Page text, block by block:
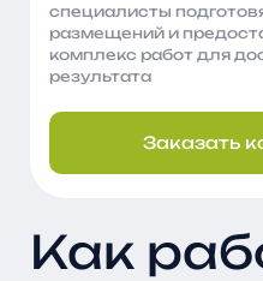
специалисты
размещений и
комплекс работ для
результата
Заказать
Как